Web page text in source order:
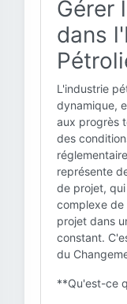
Gérer
dans
L'industrie
dynamique,
aux progrès
des
représente
de projet,
complexe de
projet dans
constant.
du
**Qu'est-ce